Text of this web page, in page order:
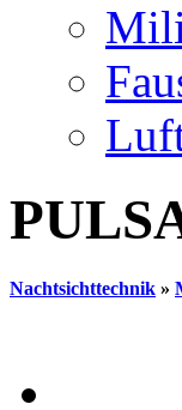
Nachtsichttechnik »